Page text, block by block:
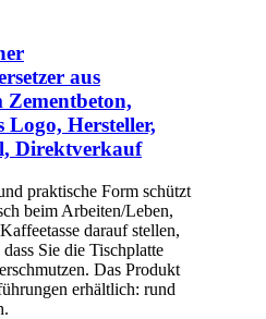
aus
Logo, Hersteller,
Direktverkauf
praktische Form schützt
beim Arbeiten/Leben,
darauf stellen,
Sie die Tischplatte
Das Produkt
erhältlich: rund